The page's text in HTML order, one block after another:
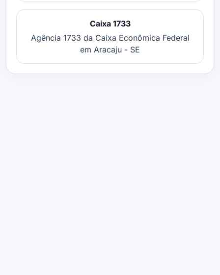
Caixa 1733
Agência 1733 da Caixa Econômica Federal
em Aracaju - SE